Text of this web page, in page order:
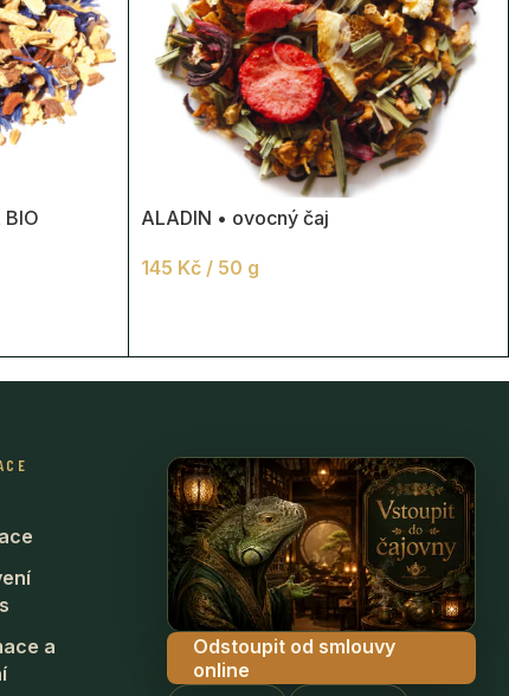
BIO ALADIN • ovocný čaj
145 Kč/ 50 g
a
Odstoupit od smlouvy
online